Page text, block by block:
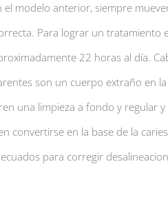
modelo anterior, siempre
Para lograr un tratamiento
22 horas al día.
son un cuerpo extraño en
una limpieza a fondo y regular
convertirse en la base de la
para corregir